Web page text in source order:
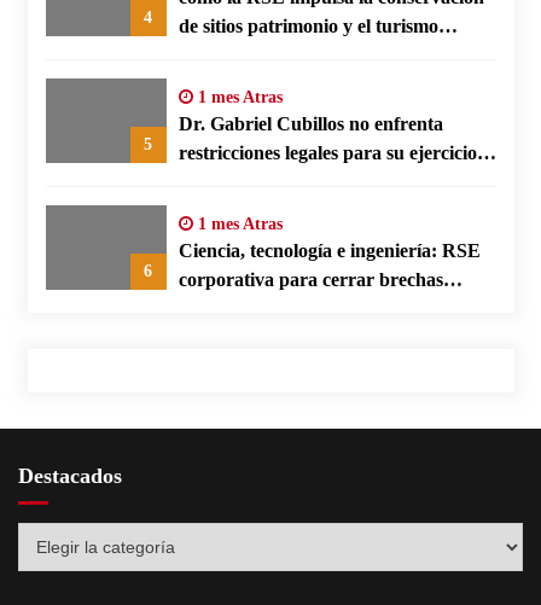
4
de sitios patrimonio y el turismo
5
1 mes Atras
Dr. Gabriel Cubillos no enfrenta
restricciones legales para su ejercicio,
6
1 mes Atras
Ciencia, tecnología e ingeniería: RSE
corporativa para cerrar brechas
Destacados